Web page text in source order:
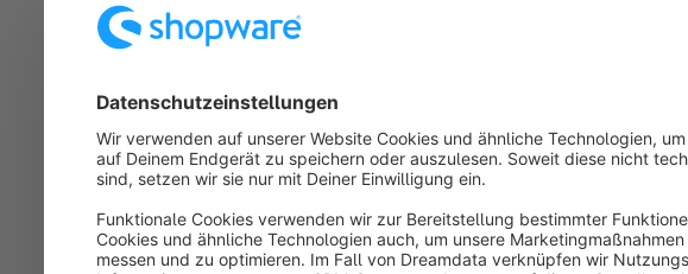
Um diesen Service nutzen zu können, benötigen wir deine Zustimmung,